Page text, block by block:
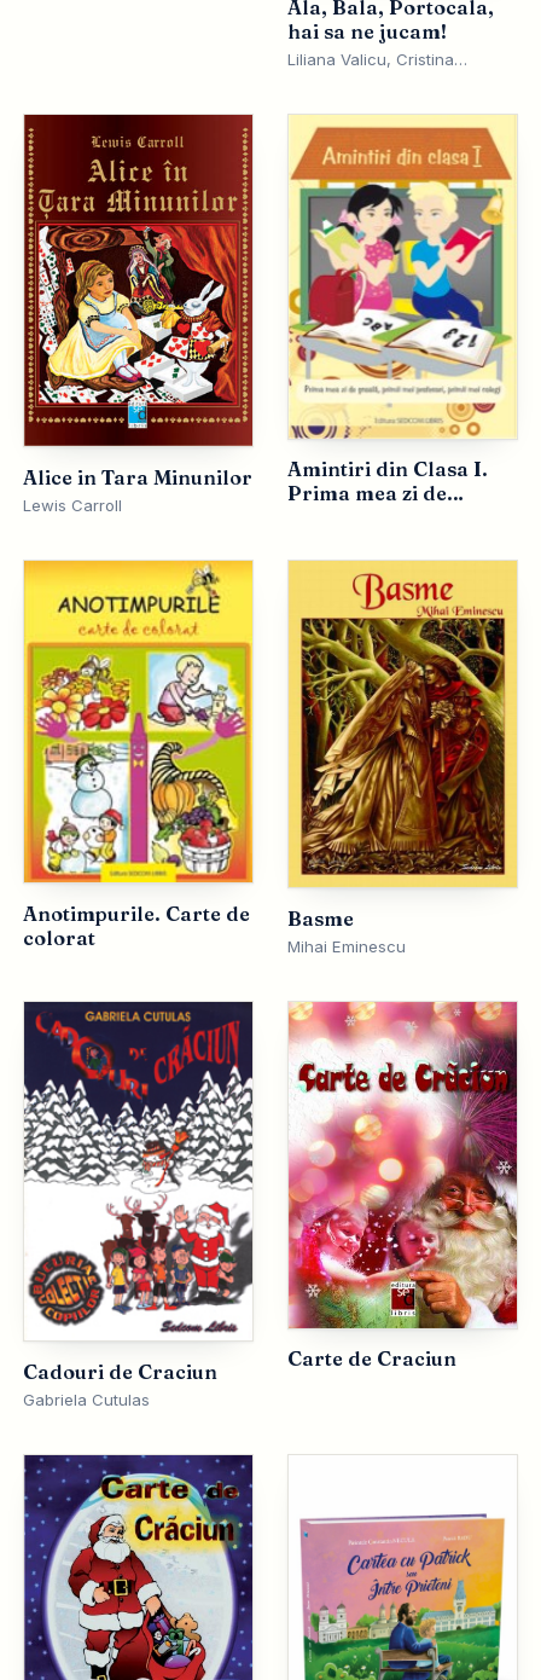
Ala, Bala, Portocala,
hai sa ne jucam!
Liliana Valicu, Cristina
Alice in Tara Minunilor
Lewis Carroll
Amintiri din Clasa I.
Prima mea zi de
Anotimpurile. Carte de
colorat
Basme
Mihai Eminescu
Cadouri de Craciun
Gabriela Cutulas
Carte de Craciun